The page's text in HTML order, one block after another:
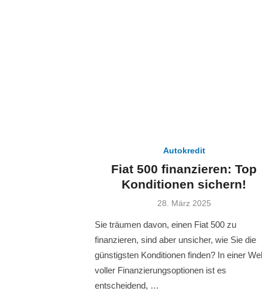
Autokredit
Fiat 500 finanzieren: Top
Konditionen sichern!
Veröffentlicht
28. März 2025
Sie träumen davon, einen Fiat 500 zu
finanzieren, sind aber unsicher, wie Sie die
günstigsten Konditionen finden? In einer
voller Finanzierungsoptionen ist es
entscheidend, …